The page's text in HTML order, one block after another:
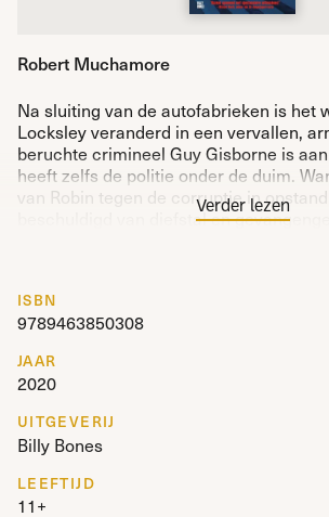
Robert Muchamore
Na sluiting van de autofabrieken is het
Locksley veranderd in een vervallen,
beruchte crimineel Guy Gisborne is
heeft zelfs de politie onder de duim.
van Robin tegen de corruptie in opstand
beschuldigd van diefstal en
dieren, struikrovers en andere criminele
Robin is veel meer van plan dan alleen
besluit het op te nemen tegen Gisborne
regime van sheriff Marjorie.
Het leven in Locksley zal nooit meer
Verder lezen
ISBN
9789463850308
JAAR
2020
UITGEVERIJ
Billy Bones
LEEFTIJD
11+